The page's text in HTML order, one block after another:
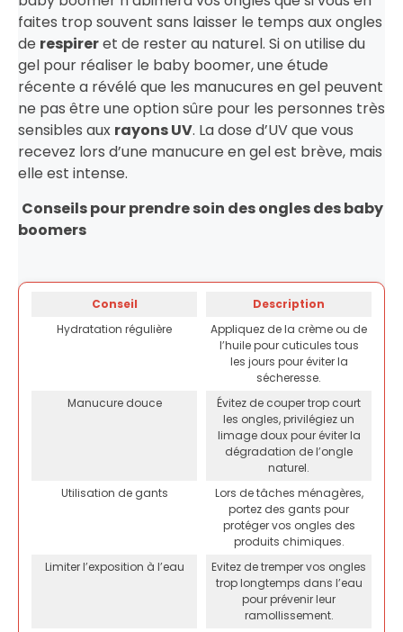
faites trop souvent sans laisser le temps aux ongles
de respireret de rester au naturel. Si on utilise du
gel pour réaliser le baby boomer, une étude
récente a révélé que les manucures en gel peuvent
ne pas être une option sûre pour les personnes très
sensibles aux rayons UV. La dose d’UV que vous
recevez lors d’une manucure en gel est brève, mais
elle est intense.
Conseils pour prendre soin des ongles des baby
boomers
Conseil
Description
Hydratation régulière
Appliquez de la crème ou de
l’huile pour cuticules tous
les jours pour éviter la
sécheresse.
Manucure douce
Évitez de couper trop court
les ongles, privilégiez un
limage doux pour éviter la
dégradation de l’ongle
naturel.
Utilisation de gants
Lors de tâches ménagères,
portez des gants pour
protéger vos ongles des
produits chimiques.
Limiter l’exposition à l’eau
Evitez de tremper vos ongles
trop longtemps dans l’eau
pour prévenir leur
ramollissement.